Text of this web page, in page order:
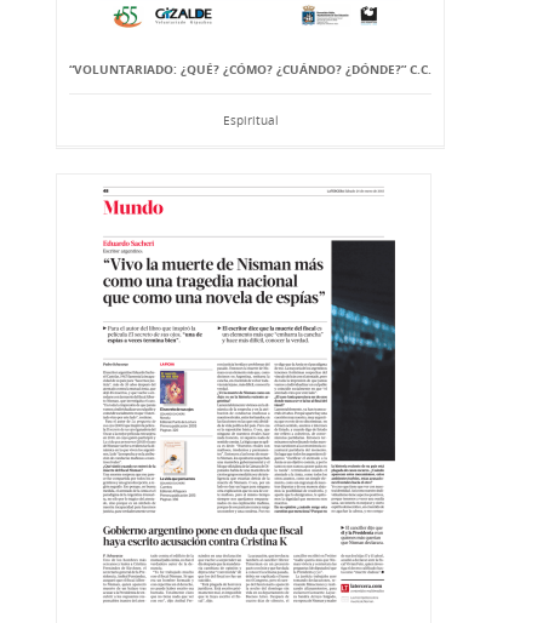
“VOLUNTARIADO: ¿QUÉ? ¿CÓMO? ¿CUÁNDO? ¿DÓNDE?” C.C.
Espiritual